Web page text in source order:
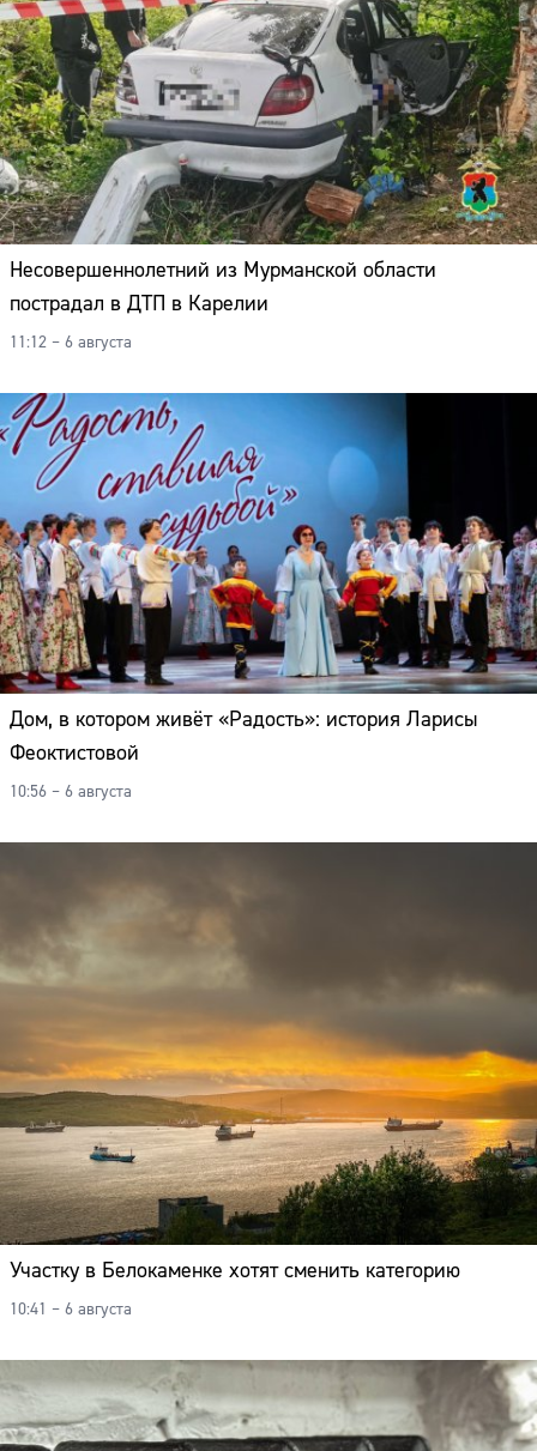
Несовершеннолетний из Мурманской области
пострадал в ДТП в Карелии
11:12 – 6 августа
Дом, в котором живёт «Радость»: история Ларисы
Феоктистовой
10:56 – 6 августа
Участку в Белокаменке хотят сменить категорию
10:41 – 6 августа